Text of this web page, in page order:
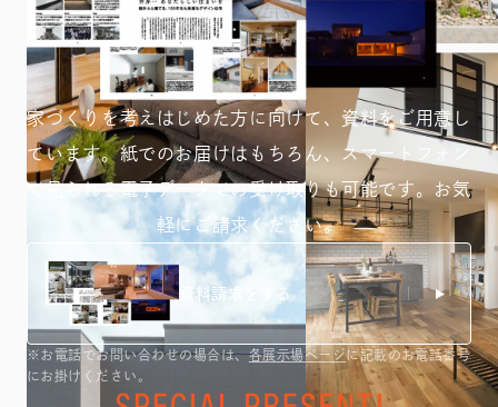
家づくりを考えはじめた方に向けて、資料をご用意し
ています。紙でのお届けはもちろん、スマートフォン
で見られる電子データでの受け取りも可能です。お気
軽にご請求ください。
資料請求をする
※お電話でお問い合わせの場合は、各展示場ページに記載のお電話番号
にお掛けください。